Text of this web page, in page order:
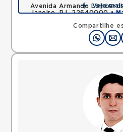
Compartilhe
Avenida Armando
Janeiro, RJ, 22640000 •
Veja